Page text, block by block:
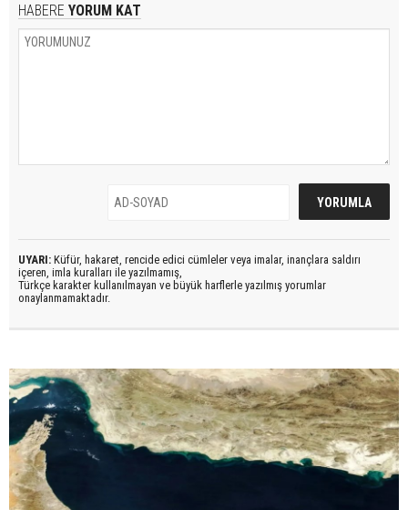
HABERE YORUM KAT
UYARI: Küfür, hakaret, rencide edici cümleler veya imalar, inançlara saldırı
içeren, imla kuralları ile yazılmamış,
Türkçe karakter kullanılmayan ve büyük harflerle yazılmış yorumlar
onaylanmamaktadır.